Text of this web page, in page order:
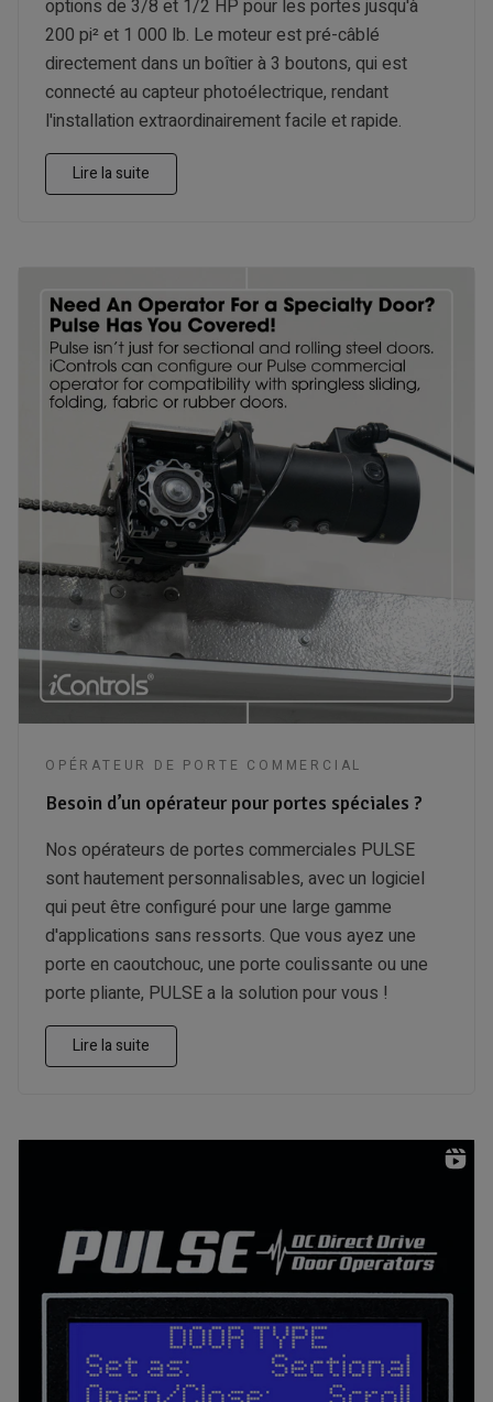
options de 3/8 et 1/2 HP pour les portes jusqu'à
200 pi² et 1 000 lb. Le moteur est pré-câblé
directement dans un boîtier à 3 boutons, qui est
connecté au capteur photoélectrique, rendant
l'installation extraordinairement facile et rapide.
Lire la suite
OPÉRATEUR DE PORTE COMMERCIAL
Besoin d’un opérateur pour portes spéciales ?
Nos opérateurs de portes commerciales PULSE
sont hautement personnalisables, avec un logiciel
qui peut être configuré pour une large gamme
d'applications sans ressorts. Que vous ayez une
porte en caoutchouc, une porte coulissante ou une
porte pliante, PULSE a la solution pour vous !
Lire la suite